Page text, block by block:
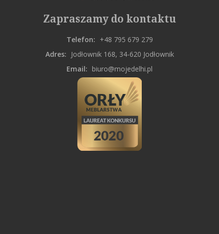
Zapraszamy do kontaktu
Telefon: +48 795 679 279
Adres:
Jodłownik 168, 34-620 Jodłownik
Email: biuro@mojedelhi.pl